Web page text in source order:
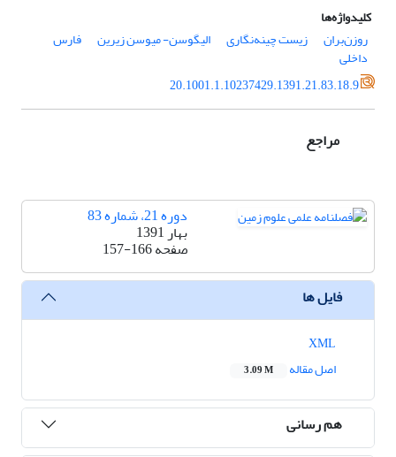
کلیدواژه‌ها
روزن‌بران
زیست چینه‌نگاری الیگوسن- میوسن زیرین فارس
داخلی
20.1001.1.10237429.1391.21.83.18.9
مراجع
دوره 21، شماره 83
بهار 1391
صفحه157-166
فایل ها
اصل مقاله
3.09 M
هم رسانی